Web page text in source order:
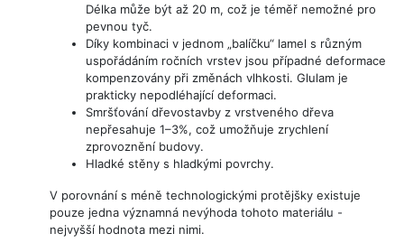
Délka může být až 20 m, což je téměř nemožné pro
pevnou tyč.
Díky kombinaci v jednom „balíčku“ lamel s různým
uspořádáním ročních vrstev jsou případné deformace
kompenzovány při změnách vlhkosti. Glulam je
prakticky nepodléhající deformaci.
Smršťování dřevostavby z vrstveného dřeva
nepřesahuje 1–3%, což umožňuje zrychlení
zprovoznění budovy.
Hladké stěny s hladkými povrchy.
V porovnání s méně technologickými protějšky existuje
pouze jedna významná nevýhoda tohoto materiálu -
nejvyšší hodnota mezi nimi.